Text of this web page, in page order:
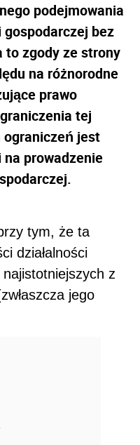
podejmowania
gospodarczej bez
to zgody ze strony
na różnorodne
prawo
tej
jest
prowadzenie
tym, że ta
działalności
z
jego